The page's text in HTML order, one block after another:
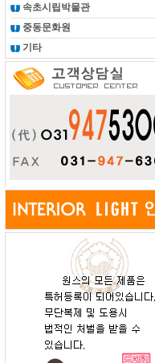
속초시립박물관
중동문화원
기타